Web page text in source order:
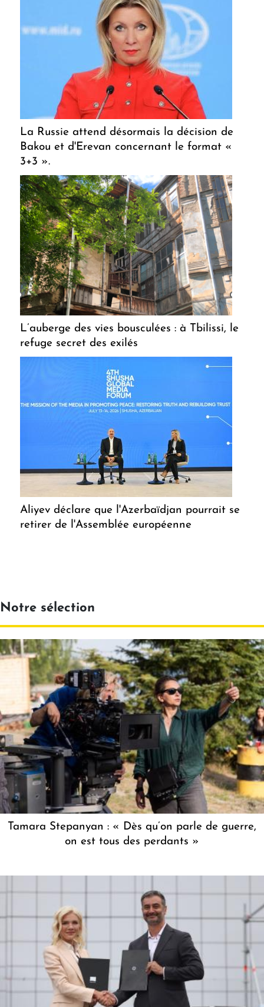
La Russie attend désormais la décision de
Bakou et d'Erevan concernant le format «
3+3 ».
L’auberge des vies bousculées : à Tbilissi, le
refuge secret des exilés
Aliyev déclare que l'Azerbaïdjan pourrait se
retirer de l'Assemblée européenne
Notre sélection
Tamara Stepanyan : « Dès qu’on parle de guerre,
on est tous des perdants »